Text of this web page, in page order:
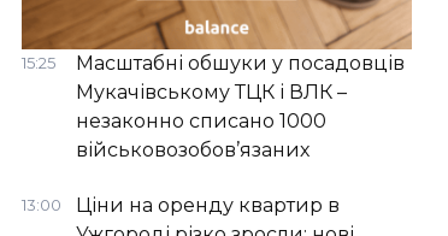
15:25
Масштабні обшуки у посадовців
Мукачівському ТЦК і ВЛК –
незаконно списано 1000
військовозобов’язаних
13:00
Ціни на оренду квартир в